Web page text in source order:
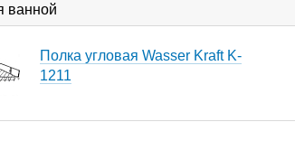
ванной
Полка угловая Wasser Kraft K-
1211